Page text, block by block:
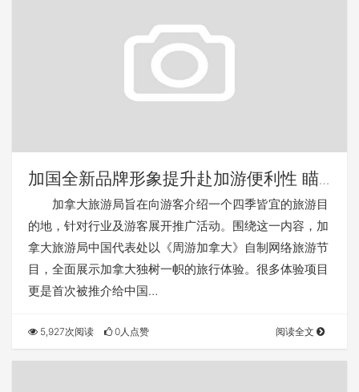
加国全新品牌形象提升赴加游便利性 瞄
准中国游客
加拿大旅游局旨在向游客介绍一个四季皆宜的旅游目
的地，针对行业及游客展开推广活动。围绕这一内容，加
拿大旅游局中国代表处以《周游加拿大》自制网络旅游节
目，全面展示加拿大独树一帜的旅行体验。很多体验项目
更是首次被推介给中国…
5,927次阅读 0人点赞 阅读全文